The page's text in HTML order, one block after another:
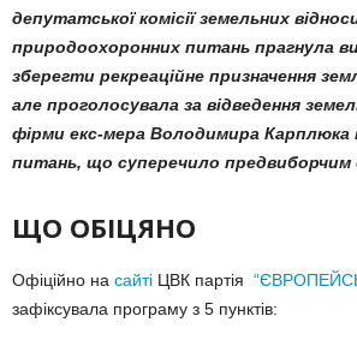
депутатської комісії земельних
природоохоронних питань прагнула
зберегти рекреаційне призначення
але проголосувала за відведення
фірми екс-мера Володимира Карплюка
питань, що суперечило предвиборчим
ЩО ОБІЦЯНО
Офіційно на сайті ЦВК партія
зафіксувала програму з 5 пунктів: